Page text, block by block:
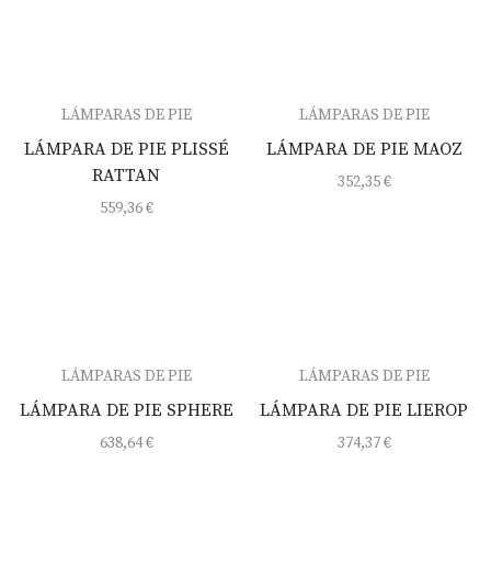
LÁMPARAS DE PIE
LÁMPARA DE PIE PLISSÉ
RATTAN
559,36€
LÁMPARAS DE PIE
LÁMPARA DE PIE MAOZ
352,35€
LÁMPARAS DE PIE
LÁMPARA DE PIE SPHERE
638,64€
LÁMPARAS DE PIE
LÁMPARA DE PIE LIEROP
374,37€